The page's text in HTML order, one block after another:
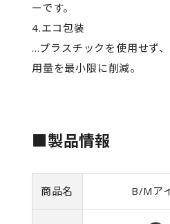
ーです。
4.エコ包装
...プラスチックを使用せず
用量を最小限に削減。
■製品情報
商品名 B/Mア